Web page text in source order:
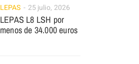
LEPAS 25 julio, 2026
LEPAS L8 LSH por
menos de 34.000 euros